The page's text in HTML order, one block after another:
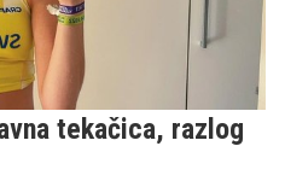
tekačica, razlog